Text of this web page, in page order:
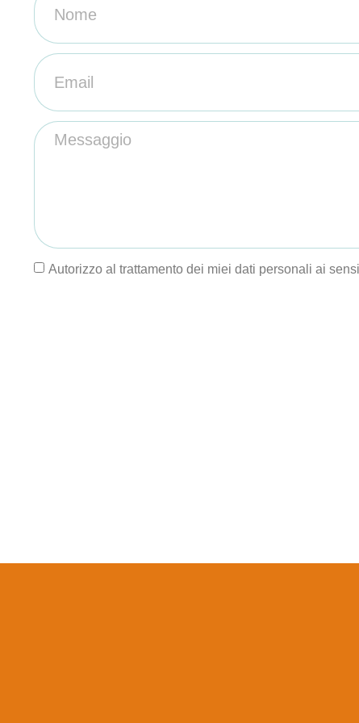
Autorizzo al trattamento dei miei dati personali ai